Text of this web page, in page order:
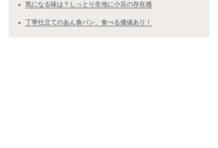
気になる味は？しっとり生地に小豆の存在感
丁寧仕立てのあん食パン、食べる価値あり！